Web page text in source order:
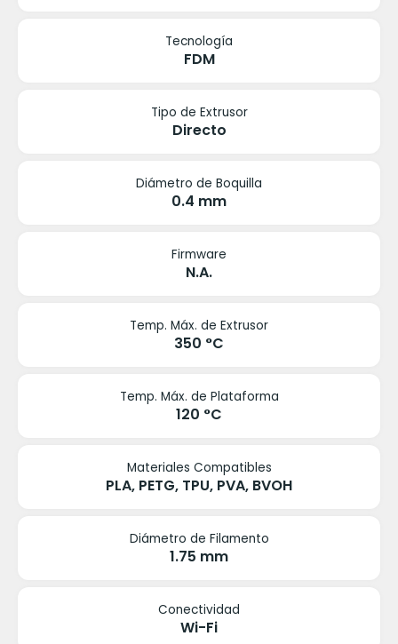
Tecnología
FDM
Tipo de Extrusor
Directo
Diámetro de Boquilla
0.4 mm
Firmware
N.A.
Temp. Máx. de Extrusor
350 °C
Temp. Máx. de Plataforma
120 °C
Materiales Compatibles
PLA, PETG, TPU, PVA, BVOH
Diámetro de Filamento
1.75 mm
Conectividad
Wi-Fi